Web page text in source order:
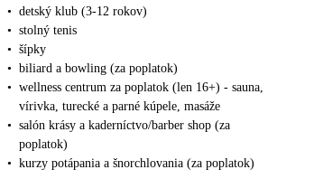
• detský klub (3-12 rokov)
• stolný tenis
• šípky
• biliard a bowling (za poplatok)
• wellness centrum za poplatok (len 16+) - sauna,
vírivka, turecké a parné kúpele, masáže
• salón krásy a kaderníctvo/barber shop (za
poplatok)
• kurzy potápania a šnorchlovania (za poplatok)